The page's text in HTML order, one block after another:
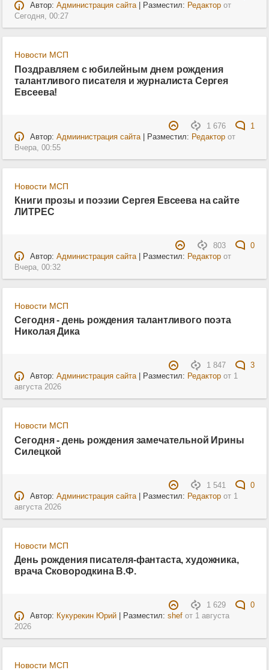
Автор: Администрация сайта| Разместил: Редакторот
Сегодня, 00:27
Новости МСП
Поздравляем с юбилейным днем рождения
талантливого писателя и журналиста Сергея
Евсеева!
1 676
1
Автор: Адмиинистрация сайта| Разместил: Редакторот
Вчера, 00:55
Новости МСП
Книги прозы и поэзии Сергея Евсеева на сайте
ЛИТРЕС
803
0
Автор: Администрация сайта| Разместил: Редакторот
Вчера, 00:32
Новости МСП
Сегодня - день рождения талантливого поэта
Николая Дика
1 847
3
Автор: Администрация сайта| Разместил: Редакторот 1
августа 2026
Новости МСП
Сегодня - день рождения замечательной Ирины
Силецкой
1 541
0
Автор: Администрация сайта| Разместил: Редакторот 1
августа 2026
Новости МСП
День рождения писателя-фантаста, художника,
врача Сковородкина В.Ф.
1 629
0
Автор: Кукурекин Юрий| Разместил: shefот 1 августа
2026
Новости МСП